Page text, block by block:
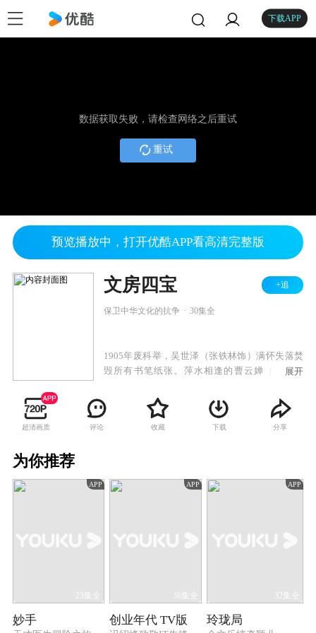
下载APP
数据获取失败，请检查网络之后重试
重试
预览播放中，打开优酷APP看高清完整版
文房四宝 +追
保卫中华文化的抗争 30集全
1905年废科举，吴世泽（张铁林饰）满怀失落焚
毁所有书笔纸张。萍水相逢的曹云婵（廖晓琴
际奋不顾身，解救遭曹家陷害被土匪绑架的曹云
婵，二人喜结连理。武昌起义改变了曹、吴两家
的境遇。北洋军阀连年混战，宣城纸业的生产日
子汪斌（陈涛饰）走上两条不同道路。吴舜仁加
一生的曹云婵蓦然慨叹人生之沧桑。
展开
超清画质 评论 收藏 下载 分享
为你推荐
APP
23集全
妙手
APP
36集全
创业年代 TV版
APP
32集全
玲珑局